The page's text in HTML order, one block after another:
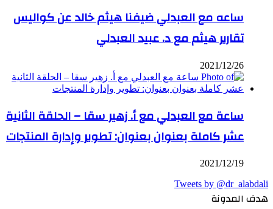
ساعه مع العبدلي ضيفنا هيثم خالد عن كواليس
تقارير هيثم مع د. عبيد العبدلي
2021/12/26
ساعة مع العبدلي مع أ. زهير سقا – الحلقة الثانية
عشر كاملة بعنوان بعنوان: تطوير وإدارة المنتجات
2021/12/19
Tweets by @dr_alabdali
هدف المدونة